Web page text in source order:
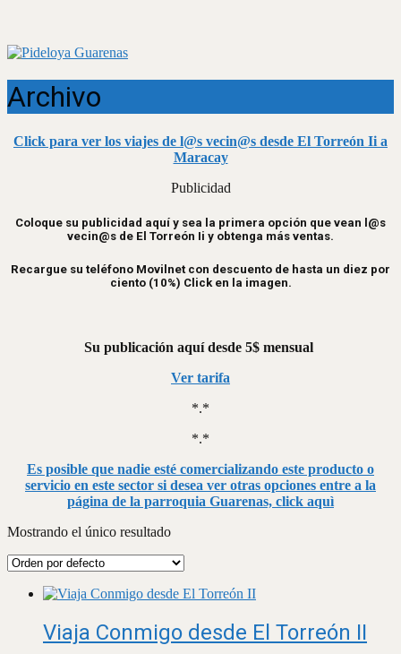
Archivo
Click para ver los viajes de l@s vecin@s desde El Torreón Ii a
Maracay
Publicidad
Coloque su publicidad aquí y sea la primera opción que vean l@s
vecin@s de El Torreón Ii y obtenga más ventas.
Recargue su teléfono Movilnet con descuento de hasta un diez por
ciento (10%) Click en la imagen.
Su publicación aquí desde 5$ mensual
Ver tarifa
*.*
*.*
Es posible que nadie esté comercializando este producto o
servicio en este sector si desea ver otras opciones entre a la
página de la parroquia Guarenas, click aquì
Mostrando el único resultado
Viaja Conmigo desde El Torreón II